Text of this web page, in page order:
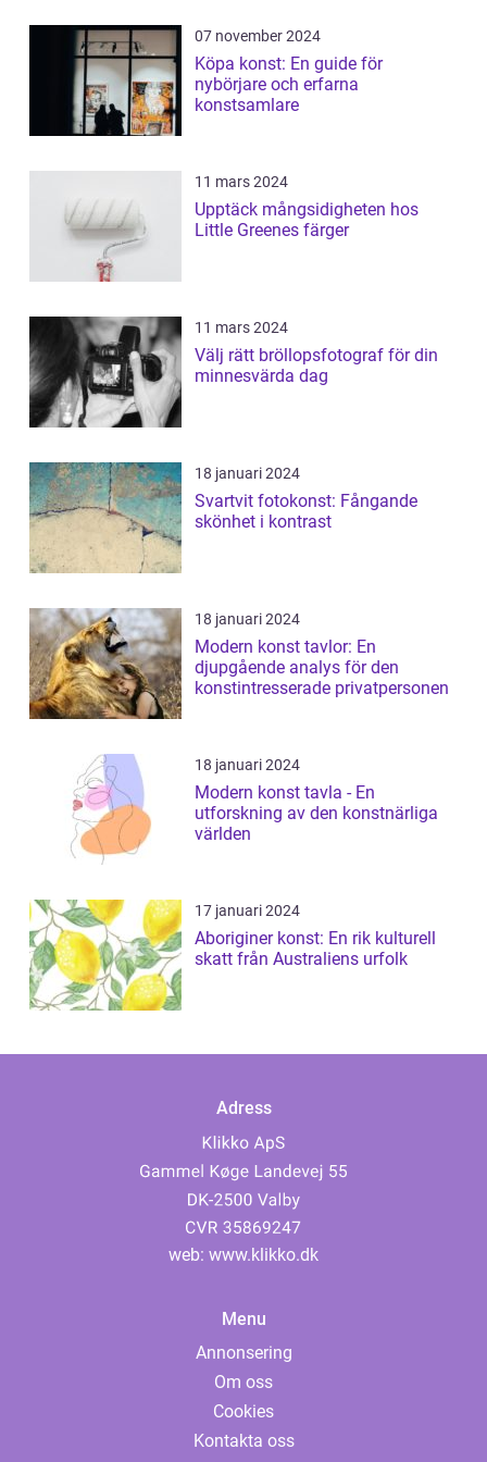
07 november 2024
Köpa konst: En guide för
nybörjare och erfarna
konstsamlare
11 mars 2024
Upptäck mångsidigheten hos
Little Greenes färger
11 mars 2024
Välj rätt bröllopsfotograf för din
minnesvärda dag
18 januari 2024
Svartvit fotokonst: Fångande
skönhet i kontrast
18 januari 2024
Modern konst tavlor: En
djupgående analys för den
konstintresserade privatpersonen
18 januari 2024
Modern konst tavla - En
utforskning av den konstnärliga
världen
17 januari 2024
Aboriginer konst: En rik kulturell
skatt från Australiens urfolk
Adress
web: www.klikko.dk
Menu
Annonsering
Om oss
Cookies
Kontakta oss